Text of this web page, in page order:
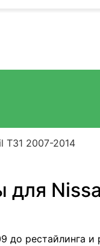
T31 2007-2014
для
рестайлинга и